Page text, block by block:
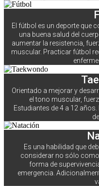
El fútbol es un deporte que
una buena salud del
aumentar la resistencia,
muscular. Practicar fútbol
Orientado a mejorar y
el tono muscular,
Estudiantes de 4 a 12
Es una habilidad que
considerar no sólo
forma de
emergencia.